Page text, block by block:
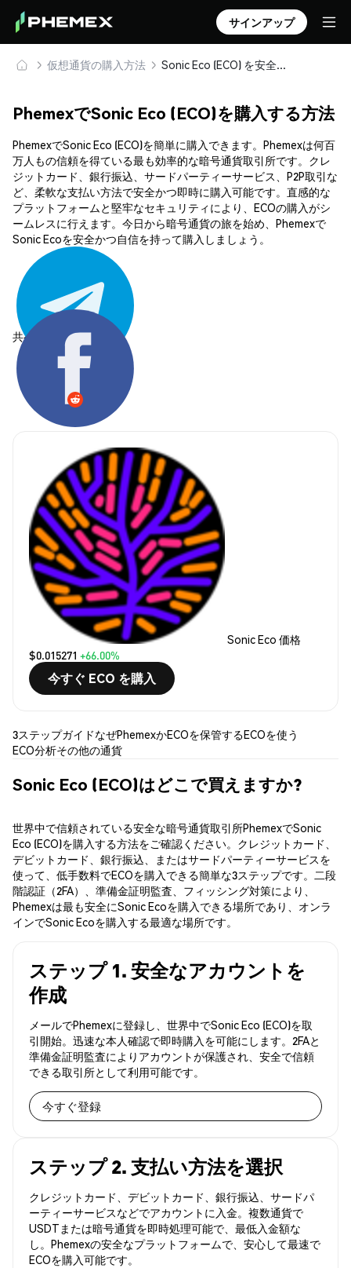
サインアップ
仮想通貨の購入方法 Sonic Eco (ECO) を安全に購入・保管
PhemexでSonic Eco (ECO)を購入する方法
PhemexでSonic Eco (ECO)を簡単に購入できます。Phemexは何百
万人もの信頼を得ている最も効率的な暗号通貨取引所です。クレ
ジットカード、銀行振込、サードパーティーサービス、P2P取引な
ど、柔軟な支払い方法で安全かつ即時に購入可能です。直感的な
プラットフォームと堅牢なセキュリティにより、ECOの購入がシ
ームレスに行えます。今日から暗号通貨の旅を始め、Phemexで
Sonic Ecoを安全かつ自信を持って購入しましょう。
共有する:
Sonic Eco 価格
$0.015271 +66.00%
今すぐ ECO を購入
3ステップガイドなぜPhemexかECOを保管するECOを使う
ECO分析その他の通貨
Sonic Eco (ECO)はどこで買えますか?
世界中で信頼されている安全な暗号通貨取引所PhemexでSonic
Eco (ECO)を購入する方法をご確認ください。クレジットカード、
デビットカード、銀行振込、またはサードパーティーサービスを
使って、低手数料でECOを購入できる簡単な3ステップです。二段
階認証（2FA）、準備金証明監査、フィッシング対策により、
Phemexは最も安全にSonic Ecoを購入できる場所であり、オンラ
インでSonic Ecoを購入する最適な場所です。
ステップ 1. 安全なアカウントを
作成
メールでPhemexに登録し、世界中でSonic Eco (ECO)を取
引開始。迅速な本人確認で即時購入を可能にします。2FAと
準備金証明監査によりアカウントが保護され、安全で信頼
できる取引所として利用可能です。
今すぐ登録
ステップ 2. 支払い方法を選択
クレジットカード、デビットカード、銀行振込、サードパ
ーティーサービスなどでアカウントに入金。複数通貨で
USDTまたは暗号通貨を即時処理可能で、最低入金額な
し。Phemexの安全なプラットフォームで、安心して最速で
ECOを購入可能です。